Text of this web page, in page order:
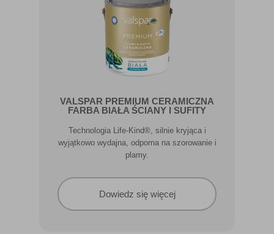
VALSPAR PREMIUM CERAMICZNA
FARBA BIAŁA ŚCIANY I SUFITY
Technologia Life-Kind®, silnie kryjąca i
wyjątkowo wydajna, odporna na szorowanie i
plamy.
Dowiedz się więcej